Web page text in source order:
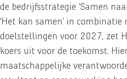
de bedrijfsstrategie ‘Samen
‘Het kan samen’ in
doelstellingen voor 2027, zet
koers uit voor de toekomst.
maatschappelijke